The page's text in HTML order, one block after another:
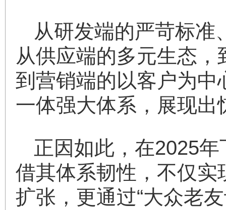
从研发端的严苛标准
从供应端的多元生态，
到营销端的以客户为
一体强大体系，展现
正因如此，在2025
借其体系韧性，不仅
扩张，更通过“大众老